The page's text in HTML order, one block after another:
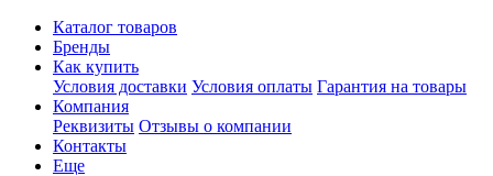
Каталог товаров
Бренды
Как купить
Условия доставки Условия оплаты Гарантия на товары
Компания
Реквизиты Отзывы о компании
Контакты
Еще